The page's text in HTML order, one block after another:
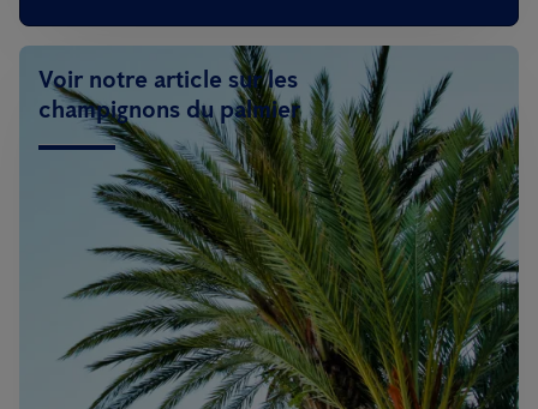
Voir notre article sur les
champignons du palmier